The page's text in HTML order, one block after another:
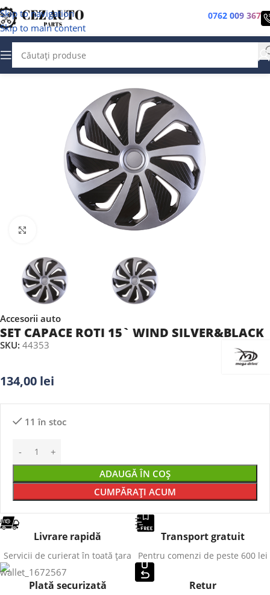
Skip to navigation
Skip to main content
0762 009 367
Faceți clic pentru a mări
Accesorii auto
SET CAPACE ROTI 15` WIND SILVER&BLACK
SKU: 44353
134,00 lei
11 în stoc
ADAUGĂ ÎN COȘ
CUMPĂRAȚI ACUM
Livrare rapidă
Servicii de curierat în toată țara
Transport gratuit
Pentru comenzi de peste 600 lei
Plată securizată Retur